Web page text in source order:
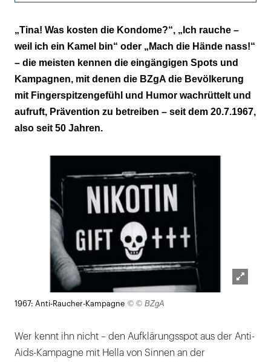
„Alkohol – kenn Dein Limit“
„Statt Süßigkeiten Liebe wählen“
Prävention im Wandel der Zeit
„Tina! Was kosten die Kondome?“, „Ich rauche –
weil ich ein Kamel bin“ oder „Mach die Hände nass!“
– die meisten kennen die eingängigen Spots und
Kampagnen, mit denen die BZgA die Bevölkerung
mit Fingerspitzengefühl und Humor wachrüttelt und
aufruft, Prävention zu betreiben – seit dem 20.7.1967,
also seit 50 Jahren.
1967: Anti-Raucher-Kampagne © © BZgA
Wer kennt ihn nicht – den Aufklärungsspot aus der Anti-
Aids-Kampagne mit Hella von Sinnen an der